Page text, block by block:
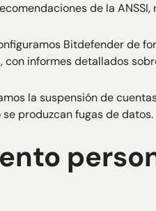
de la ANSSI,
Bitdefender de
informes detallados
la suspensión de
produzcan fugas de datos.